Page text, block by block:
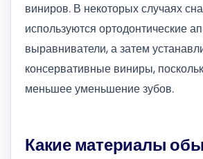
виниров. В некоторых случаях
используются ортодонтические
выравниватели, а затем
консервативные виниры,
меньшее уменьшение зубов.
Какие материалы